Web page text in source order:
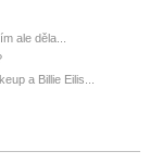
ale děla...
a Billie Eilis...